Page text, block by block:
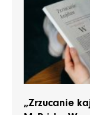
„Zrzucanie